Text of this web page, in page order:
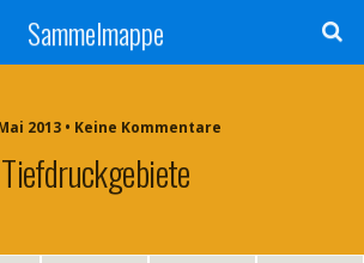
Sammelmappe
2013 • Keine Kommentare
Tiefdruckgebiete